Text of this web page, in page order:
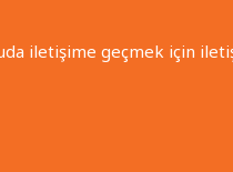
iletişime geçmek için